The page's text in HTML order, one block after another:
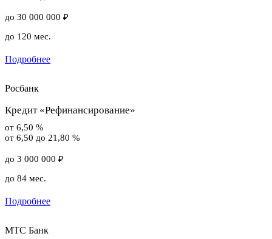
до 30 000 000 ₽
до 120 мес.
Подробнее
Росбанк
Кредит «Рефинансирование»
от 6,50 %
от 6,50 до 21,80 %
до 3 000 000 ₽
до 84 мес.
Подробнее
МТС Банк